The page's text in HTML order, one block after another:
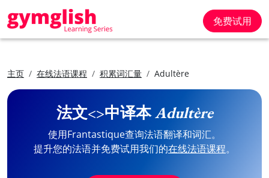
免费试用
主页 在线法语课程 积累词汇量 Adultère
法文<>中译本Adultère
使用Frantastique查询法语翻译和词汇。
提升您的法语并免费试用我们的在线法语课程。